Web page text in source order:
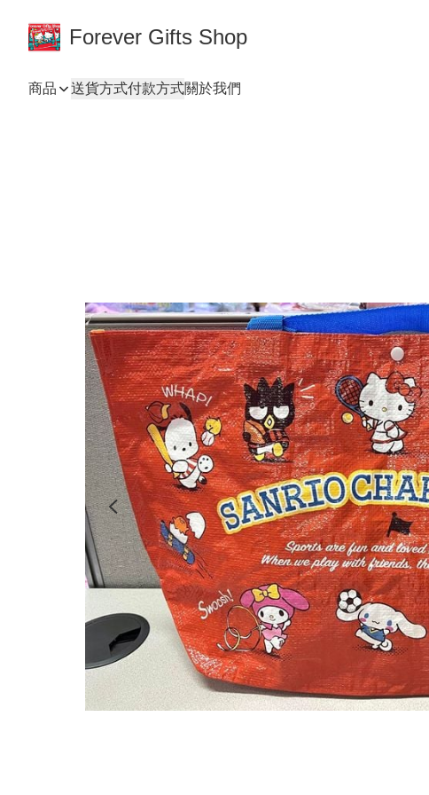
Forever Gifts Shop
商品 送貨方式付款方式關於我們